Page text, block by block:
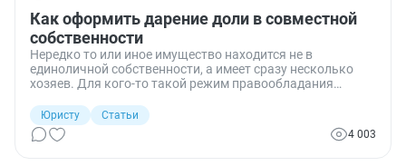
Как оформить дарение доли в совместной
собственности
Нередко то или иное имущество находится не в
единоличной собственности, а имеет сразу несколько
хозяев. Для кого-то такой режим правообладания
подобный режим — это следствие стечения различных
жизненных обстоятельств и непонимание того, что с
такой собственностью делать. Трудности возникают с
Юристу
Статьи
4 003